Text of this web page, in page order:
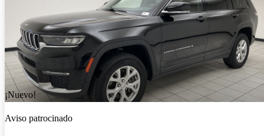
¡Nuevo!
Aviso patrocinado